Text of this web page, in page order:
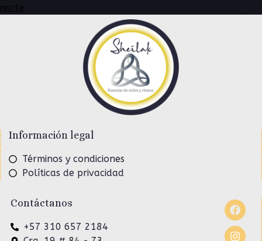
norte
Información legal
Términos y condiciones
Políticas de privacidad
Contáctanos
+57 310 657 2184